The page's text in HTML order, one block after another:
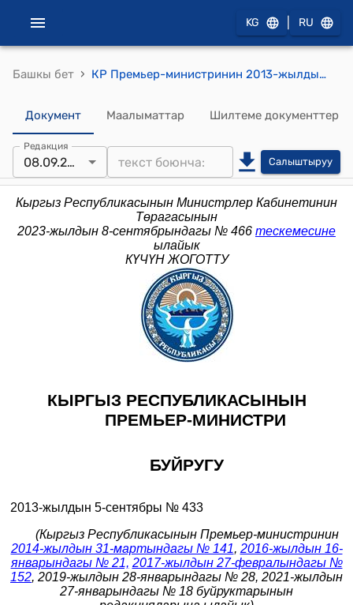
KG RU
Башкы бет › КР Премьер-министринин 2013-жылдын 5-сентябрындагы № 433 (Кыргыз Республикасынын Өкмөтүнө караштуу Ветеринардык жана фитосанитардык коопсуздук боюнча мамлекеттик инспекциянын коллегия мүчөлөрүн бекитүү тууралуу) буйругу
Документ Маалыматтар Шилтеме документтер
Редакция
08.09.2023 Салыштыруу